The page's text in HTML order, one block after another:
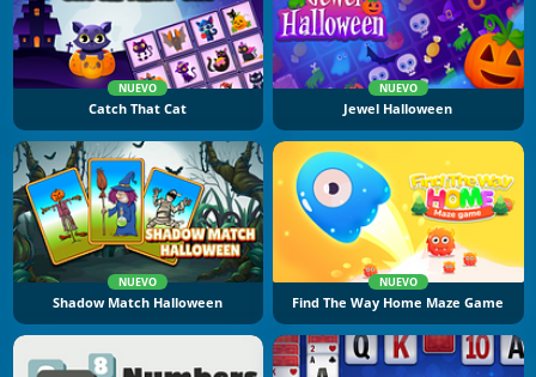
NUEVO
Catch That Cat
NUEVO
Jewel Halloween
NUEVO
Shadow Match Halloween
NUEVO
Find The Way Home Maze Game